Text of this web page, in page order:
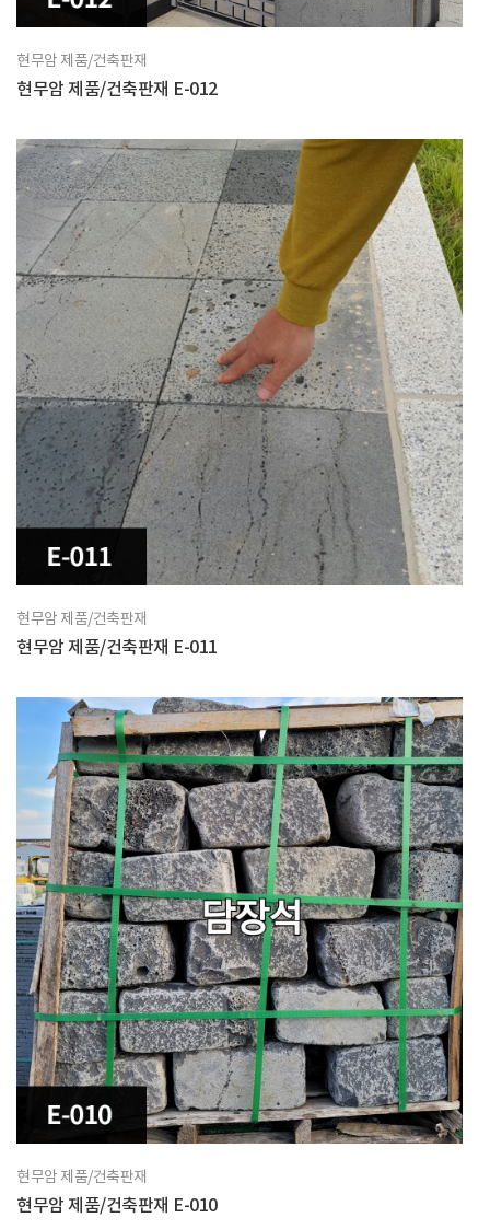
현무암 제품/건축판재
현무암 제품/건축판재 E-012
현무암 제품/건축판재
현무암 제품/건축판재 E-011
현무암 제품/건축판재
현무암 제품/건축판재 E-010